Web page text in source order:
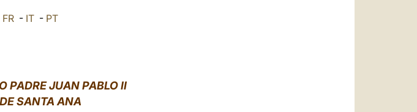
FR- IT- PT
PADRE JUAN PABLO II
SANTA ANA